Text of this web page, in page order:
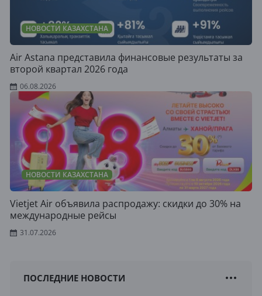
НОВОСТИ КАЗАХСТАНА
Air Astana представила финансовые результаты за
второй квартал 2026 года
06.08.2026
НОВОСТИ КАЗАХСТАНА
Vietjet Air объявила распродажу: скидки до 30% на
международные рейсы
31.07.2026
ПОСЛЕДНИЕ НОВОСТИ